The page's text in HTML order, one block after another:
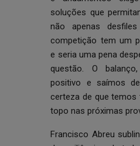
soluções que
não apenas
competição tem um
e seria uma pena
questão. O
positivo e saímos
certeza de que temos
topo nas próximas
Francisco Abreu